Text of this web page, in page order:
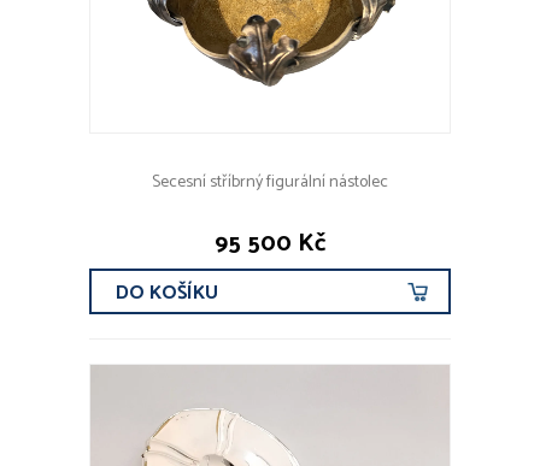
Secesní stříbrný figurální nástolec
95 500 Kč
DO KOŠÍKU